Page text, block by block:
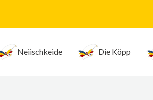
Neiischkeide Die Köpp